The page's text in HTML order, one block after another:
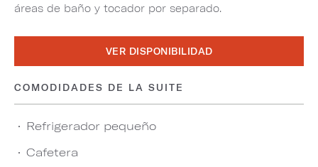
áreas de baño y tocador por separado.
VER DISPONIBILIDAD
COMODIDADES DE LA SUITE
Refrigerador pequeño
Cafetera